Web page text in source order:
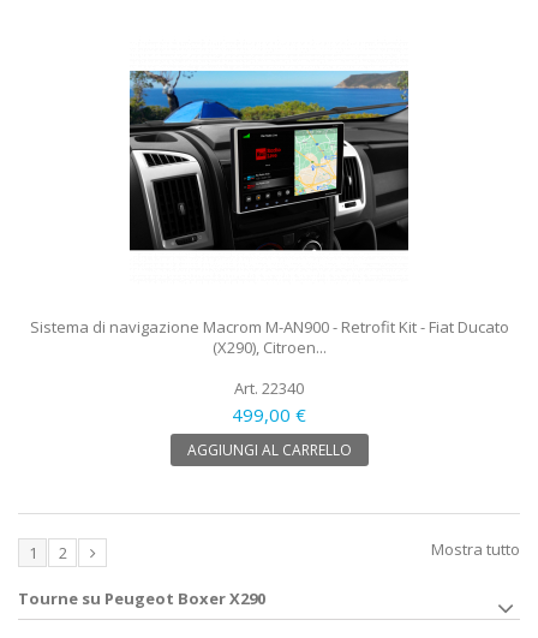
Sistema di navigazione Macrom M-AN900 - Retrofit Kit - Fiat Ducato
(X290), Citroen...
Art. 22340
499,00 €
AGGIUNGI AL CARRELLO
Mostra tutto
1 2
Tourne su Peugeot Boxer X290